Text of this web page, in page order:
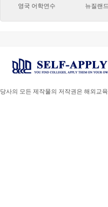
영국 어학연수
뉴질랜
당사의 모든 제작물의 저작권은 해외교